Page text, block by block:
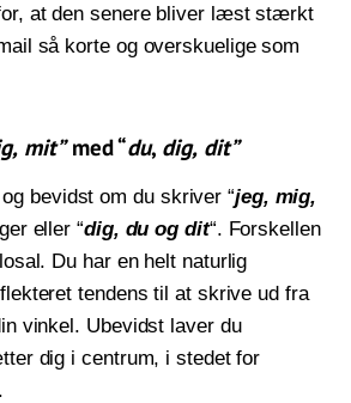
at den senere bliver læst stærkt
så korte og overskuelige som
mit”med “du, dig, dit”
bevidst om du skriver “jeg, mig,
eller “dig, du og dit“. Forskellen
Du har en helt naturlig
tendens til at skrive ud fra
vinkel. Ubevidst laver du
dig i centrum, i stedet for